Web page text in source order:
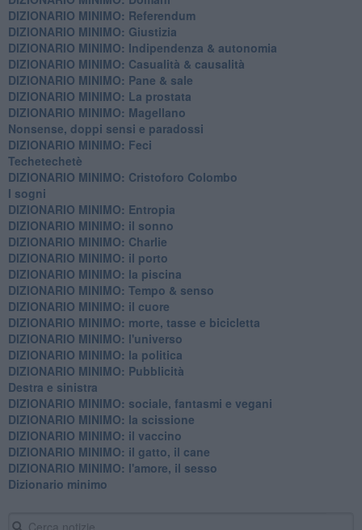
DIZIONARIO MINIMO: Referendum
DIZIONARIO MINIMO: Giustizia
DIZIONARIO MINIMO: ​Indipendenza & autonomia
DIZIONARIO MINIMO: ​Casualità & causalità
​DIZIONARIO MINIMO: Pane & sale
DIZIONARIO MINIMO: La prostata
​DIZIONARIO MINIMO: Magellano
Nonsense, doppi sensi e paradossi
DIZIONARIO MINIMO: Feci
Techetechetè
DIZIONARIO MINIMO: Cristoforo Colombo
I sogni
DIZIONARIO MINIMO: Entropia
DIZIONARIO MINIMO: il sonno
DIZIONARIO MINIMO: Charlie
DIZIONARIO MINIMO: il porto
DIZIONARIO MINIMO: la piscina
DIZIONARIO MINIMO: Tempo & senso
DIZIONARIO MINIMO: il cuore
DIZIONARIO MINIMO: morte, tasse e bicicletta
DIZIONARIO MINIMO: l'universo
DIZIONARIO MINIMO: la politica
DIZIONARIO MINIMO: Pubblicità
Destra e sinistra
DIZIONARIO MINIMO: sociale, fantasmi e vegani
DIZIONARIO MINIMO: la scissione
DIZIONARIO MINIMO: il vaccino
DIZIONARIO MINIMO: il gatto, il cane
DIZIONARIO MINIMO: l'amore, il sesso
Dizionario minimo